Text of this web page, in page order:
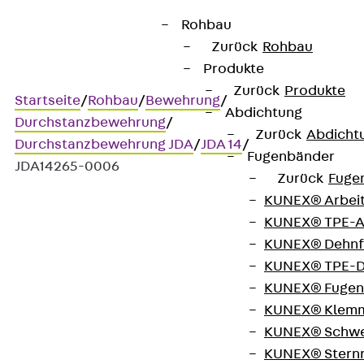
Rohbau
Zurück Rohbau
Produkte
Zurück Produkte
Abdichtung
Zurück
Fugenbänder
Zurück
KUNEX®
KUNEX®
KUNEX®
KUNEX®
KUNEX®
KUNEX®
KUNEX®
KUNEX®
Startseite/Rohbau/Bewehrung/
Durchstanzbewehrung/
Durchstanzbewehrung JDA/JDA 14/
JDA14265-0006
JORDAHL JDA Element
Durchstanzbewehrung, zur